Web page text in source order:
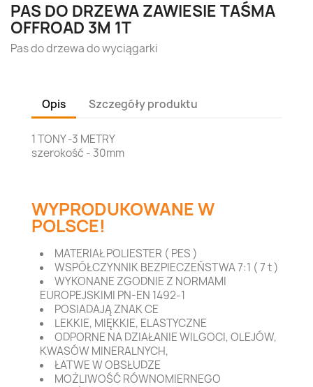
PAS DO DRZEWA ZAWIESIE TAŚMA
OFFROAD 3M 1T
Pas do drzewa do wyciągarki
Opis Szczegóły produktu
1 TONY -3 METRY
szerokość - 30mm
WYPRODUKOWANE W
POLSCE!
MATERIAŁ POLIESTER ( PES )
WSPÓŁCZYNNIK BEZPIECZEŃSTWA 7:1 ( 7 t )
WYKONANE ZGODNIE Z NORMAMI
EUROPEJSKIMI PN-EN 1492-1
POSIADAJĄ ZNAK CE
LEKKIE, MIĘKKIE, ELASTYCZNE
ODPORNE NA DZIAŁANIE WILGOCI, OLEJÓW,
KWASÓW MINERALNYCH,
ŁATWE W OBSŁUDZE
MOŻLIWOŚĆ RÓWNOMIERNEGO